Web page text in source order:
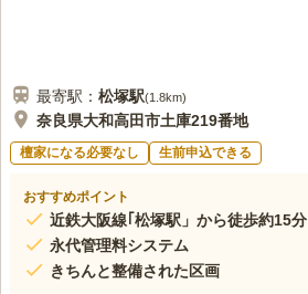
最寄駅： 松塚駅(1.8km)
奈良県大和高田市土庫219番地
檀家になる必要なし 生前申込できる
おすすめポイント
近鉄大阪線｢松塚駅」から徒歩約15分
永代管理料システム
きちんと整備された区画